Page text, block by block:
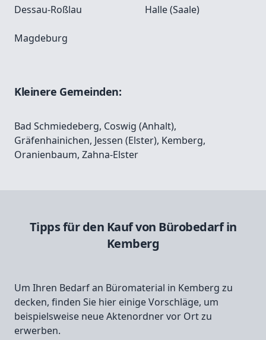
Dessau-Roßlau Halle (Saale)
Magdeburg
Kleinere Gemeinden:
Bad Schmiedeberg, Coswig (Anhalt),
Gräfenhainichen, Jessen (Elster), Kemberg,
Oranienbaum, Zahna-Elster
Tipps für den Kauf von Bürobedarf in
Kemberg
Um Ihren Bedarf an Büromaterial in Kemberg zu
decken, finden Sie hier einige Vorschläge, um
beispielsweise neue Aktenordner vor Ort zu
erwerben.